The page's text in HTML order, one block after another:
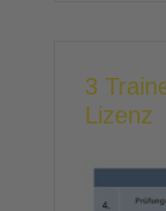
3
Lizenz